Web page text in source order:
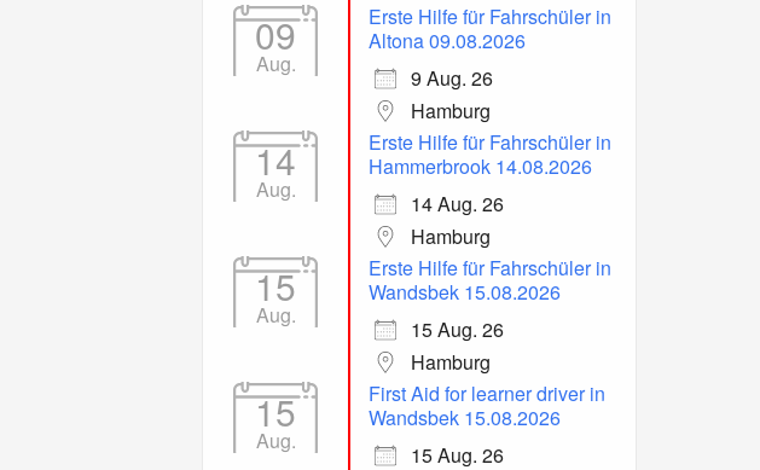
09
Aug.
Erste Hilfe für Fahrschüler in
Altona 09.08.2026
9 Aug. 26
Hamburg
14
Aug.
Erste Hilfe für Fahrschüler in
Hammerbrook 14.08.2026
14 Aug. 26
Hamburg
15
Aug.
Erste Hilfe für Fahrschüler in
Wandsbek 15.08.2026
15 Aug. 26
Hamburg
15
Aug.
First Aid for learner driver in
Wandsbek 15.08.2026
15 Aug. 26